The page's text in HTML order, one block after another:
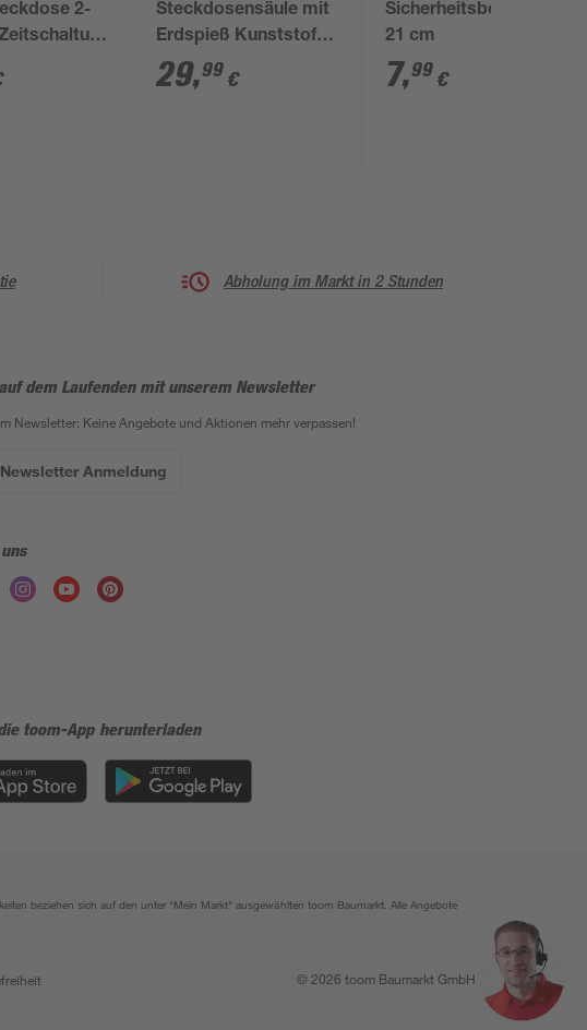
2-
Steckdosensäule mit
Erdspieß Kunststoff
schwarz 4-fach
29,99 €
Sicherheitsbox rot 9 x
21 cm
7,99 €
Abholung im Markt in 2 Stunden
dem Laufenden mit unserem Newsletter
Newsletter: Keine Angebote und Aktionen mehr verpassen!
Anmeldung
toom-App herunterladen
beziehen sich auf den unter "Mein Markt" ausgewählten toom Baumarkt. Alle Angebote
© 2026 toom Baumarkt GmbH